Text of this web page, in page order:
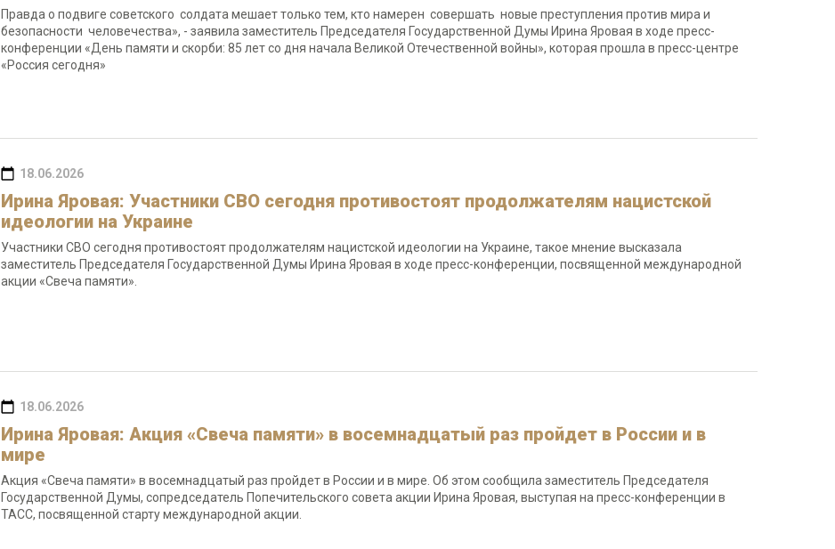
Правда о подвиге советского солдата мешает только тем, кто намерен совершать новые преступления против мира и
безопасности человечества», - заявила заместитель Председателя Государственной Думы Ирина Яровая в ходе пресс-
конференции «День памяти и скорби: 85 лет со дня начала Великой Отечественной войны», которая прошла в пресс-центре
«Россия сегодня»
18.06.2026
Ирина Яровая: Участники СВО сегодня противостоят продолжателям нацистской
идеологии на Украине
Участники СВО сегодня противостоят продолжателям нацистской идеологии на Украине, такое мнение высказала
заместитель Председателя Государственной Думы Ирина Яровая в ходе пресс-конференции, посвященной международной
акции «Свеча памяти».
18.06.2026
Ирина Яровая: Акция «Свеча памяти» в восемнадцатый раз пройдет в России и в
мире
Акция «Свеча памяти» в восемнадцатый раз пройдет в России и в мире. Об этом сообщила заместитель Председателя
Государственной Думы, сопредседатель Попечительского совета акции Ирина Яровая, выступая на пресс-конференции в
ТАСС, посвященной старту международной акции.